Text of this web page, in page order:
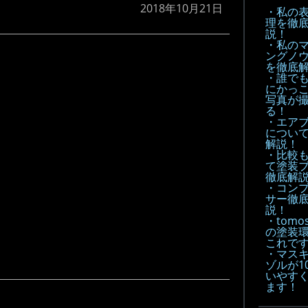
2018年10月21日 ・私の
理を徹
説！
・私の
ングノ
を徹底
・誰で
にかっ
写真が
る！
・エア
につい
解説！
・比較
て塗装
徹底解
・コン
サー徹
説！
・
の塗装
これで
・マス
ゾルが
いやす
ます！